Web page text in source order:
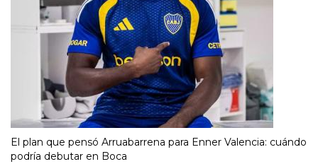
El plan que pensó Arruabarrena para Enner Valencia: cuándo
podría debutar en Boca